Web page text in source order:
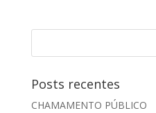
Posts recentes
CHAMAMENTO PÚBLICO